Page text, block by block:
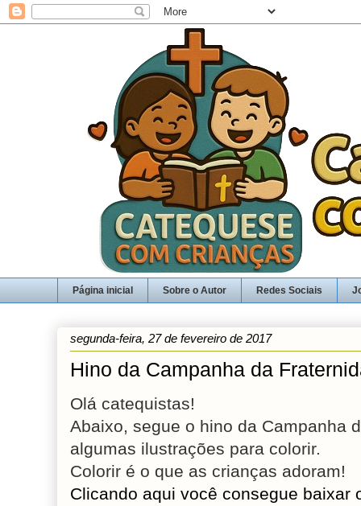
Página inicial Sobre o Autor Redes Sociais
segunda-feira, 27 de fevereiro de 2017
Hino da Campanha da
Olá catequistas!
Abaixo, segue o hino da Campanha
algumas ilustrações para colorir.
Colorir é o que as crianças adoram!
Clicando aqui você consegue baixar